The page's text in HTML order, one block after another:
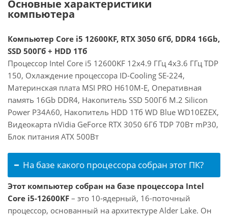
Основные характеристики
компьютера
Компьютер Core i5 12600KF, RTX 3050 6Гб, DDR4 16Gb,
SSD 500Гб + HDD 1Тб
Процессор Intel Core i5 12600KF 12x4.9 ГГц 4x3.6 ГГц TDP
150, Охлаждение процессора ID-Cooling SE-224,
Материнская плата MSI PRO H610M-E, Оперативная
память 16Gb DDR4, Накопитель SSD 500Гб M.2 Silicon
Power P34A60, Накопитель HDD 1Тб WD Blue WD10EZEX,
Видеокарта nVidia GeForce RTX 3050 6Гб TDP 70Вт mP30,
Блок питания ATX 500Вт
На базе какого процессора собран этот ПК?
Этот компьютер собран на базе процессора Intel
Core i5-12600KF – это 10-ядерный, 16-поточный
процессор, основанный на архитектуре Alder Lake. Он